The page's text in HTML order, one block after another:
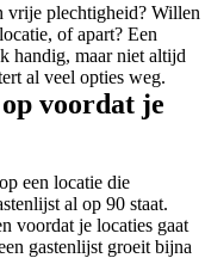
plechtigheid? Willen
of apart? Een
handig, maar niet altijd
al veel opties weg.
voordat je
een locatie die
al op 90 staat.
voordat je locaties gaat
gastenlijst groeit bijna